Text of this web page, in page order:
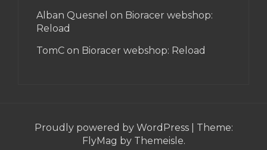
Alban Quesnel on Bioracer webshop:
Reload
TomC on Bioracer webshop: Reload
Proudly powered by WordPress
Theme:
FlyMag by Themeisle.